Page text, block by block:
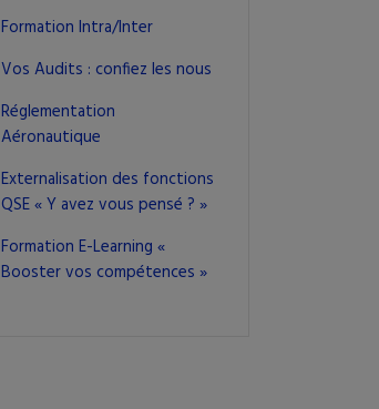
Formation Intra/Inter
Vos Audits : confiez les nous
Réglementation
Aéronautique
Externalisation des fonctions
QSE « Y avez vous pensé ? »
Formation E-Learning «
Booster vos compétences »